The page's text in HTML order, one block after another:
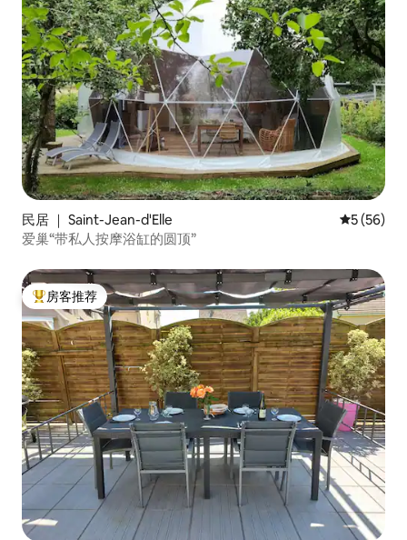
民居 ｜ Saint-Jean-d'Elle 平均评分
5 (56)
爱巢“带私人按摩浴缸的圆顶”
热门「房客推荐」
房客推荐